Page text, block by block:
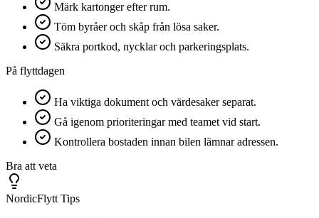
Märk kartonger efter rum.
Töm byråer och skåp från lösa saker.
Säkra portkod, nycklar och parkeringsplats.
På flyttdagen
Ha viktiga dokument och värdesaker separat.
Gå igenom prioriteringar med teamet vid start.
Kontrollera bostaden innan bilen lämnar adressen.
Bra att veta
NordicFlytt Tips